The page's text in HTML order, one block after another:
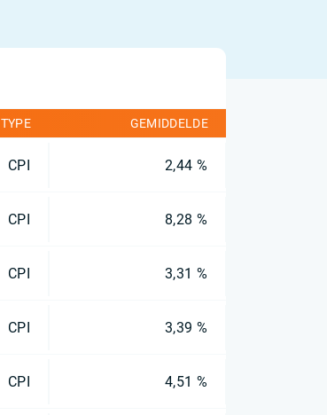
TYPE GEMIDDELDE
CPI 2,44 %
CPI 8,28 %
CPI 3,31 %
CPI 3,39 %
CPI 4,51 %